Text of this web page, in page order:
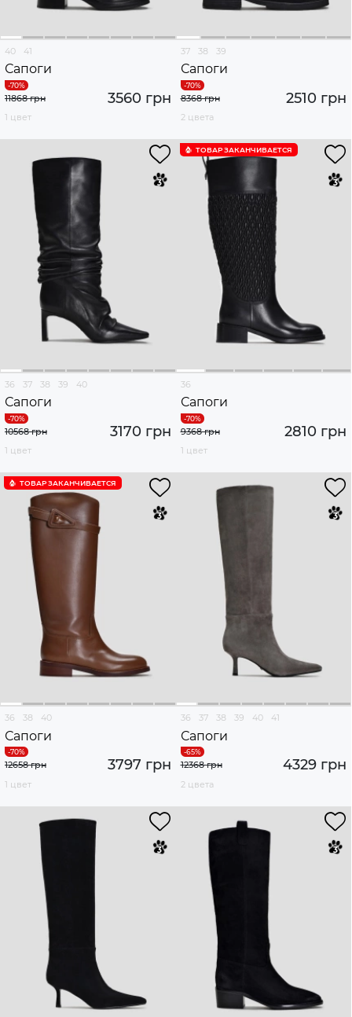
40 41
Сапоги
3560 грн
11868 грн
1 цвет
37 38 39
Сапоги
2510 грн
8368 грн
2 цвета
36 37 38 39 40
Сапоги
3170 грн
10568 грн
1 цвет
ТОВАР ЗАКАНЧИВАЕТСЯ
36
Сапоги
2810 грн
9368 грн
1 цвет
ТОВАР ЗАКАНЧИВАЕТСЯ
36 38 40
Сапоги
3797 грн
12658 грн
1 цвет
36 37 38 39 40 41
Сапоги
4329 грн
12368 грн
2 цвета